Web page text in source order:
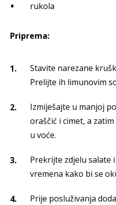
rukola
Priprema:
Stavite narezane
Prelijte ih limunovim
Izmiješajte u manjoj
oraščić i cimet, a
u voće.
Prekrijte zdjelu salate
vremena kako bi se
Prije posluživanja